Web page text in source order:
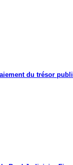
du trésor